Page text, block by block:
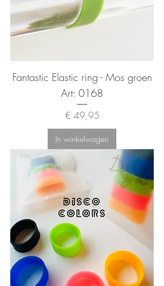
Fantastic Elastic ring - Mos groen
Art: 0168
Prijs
€ 49,95
In winkelwagen